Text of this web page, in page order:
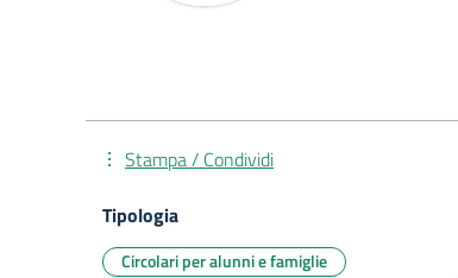
Stampa / Condividi
Tipologia
Circolari per alunni e famiglie